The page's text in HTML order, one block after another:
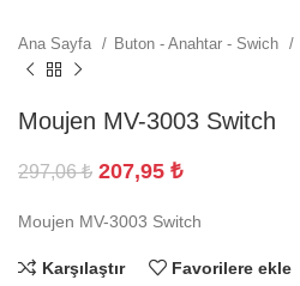
Ana Sayfa Buton - Anahtar - Swich
Moujen MV-3003 Switch
297,06₺ 207,95 ₺
Moujen MV-3003 Switch
Karşılaştır Favorilere ekle